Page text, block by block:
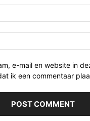
e-mail en website in
ik een commentaar